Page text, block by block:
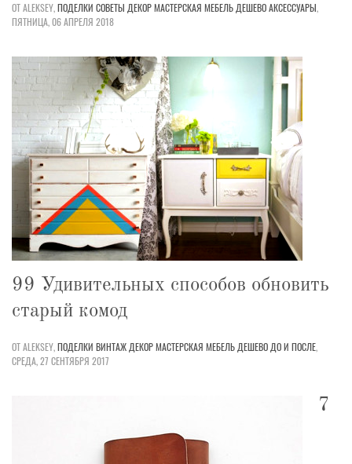
ОТ ALEKSEY,ПОДЕЛКИ СОВЕТЫ ДЕКОРМАСТЕРСКАЯ МЕБЕЛЬ ДЕШЕВОАКСЕССУАРЫ,
ПЯТНИЦА, 06 АПРЕЛЯ 2018
99 Удивительных способов обновить
старый комод
ОТ ALEKSEY,ПОДЕЛКИ ВИНТАЖ ДЕКОРМАСТЕРСКАЯ МЕБЕЛЬ ДЕШЕВО ДО И ПОСЛЕ,
СРЕДА, 27 СЕНТЯБРЯ 2017
7